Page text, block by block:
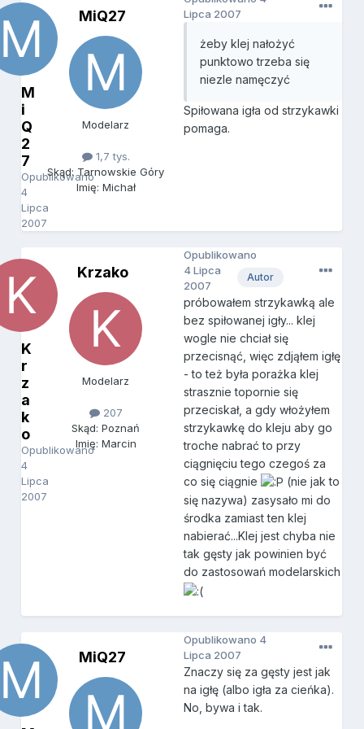
M
i
Q
2
7
Opublikowano
4
Lipca
2007
MiQ27
Modelarz
1,7 tys.
Skąd: Tarnowskie Góry
Imię: Michał
Lipca 2007
żeby klej nałożyć
punktowo trzeba się
niezle namęczyć
Spiłowana igła od strzykawki
pomaga.
K
r
z
a
k
o
Opublikowano
4
Lipca
2007
Krzako
Modelarz
207
Skąd: Poznań
Imię: Marcin
Autor
Opublikowano
4 Lipca
2007
próbowałem strzykawką ale
bez spiłowanej igły... klej
wogle nie chciał się
przecisnąć, więc zdjąłem igłę
- to też była porażka klej
strasznie topornie się
przeciskał, a gdy włożyłem
strzykawkę do kleju aby go
troche nabrać to przy
ciągnięciu tego czegoś za
co się ciągnie
(nie jak to
się nazywa) zasysało mi do
środka zamiast ten klej
nabierać...Klej jest chyba nie
tak gęsty jak powinien być
do zastosowań modelarskich
MiQ27
Opublikowano 4
Lipca 2007
Znaczy się za gęsty jest jak
na igłę (albo igła za cieńka).
No, bywa i tak.